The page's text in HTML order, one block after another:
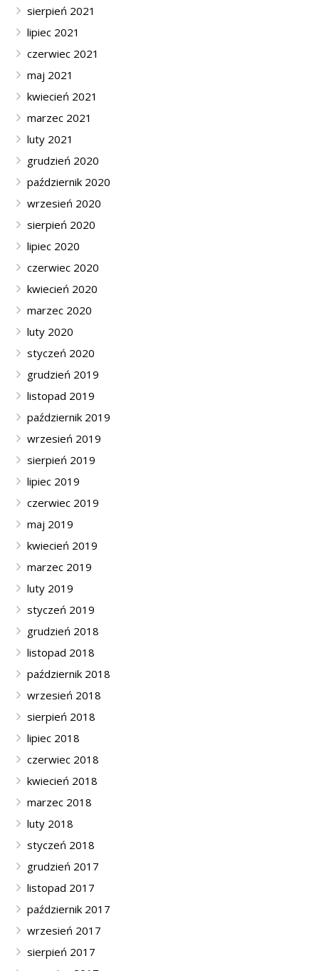
sierpień 2021
lipiec 2021
czerwiec 2021
maj 2021
kwiecień 2021
marzec 2021
luty 2021
grudzień 2020
październik 2020
wrzesień 2020
sierpień 2020
lipiec 2020
czerwiec 2020
kwiecień 2020
marzec 2020
luty 2020
styczeń 2020
grudzień 2019
listopad 2019
październik 2019
wrzesień 2019
sierpień 2019
lipiec 2019
czerwiec 2019
maj 2019
kwiecień 2019
marzec 2019
luty 2019
styczeń 2019
grudzień 2018
listopad 2018
październik 2018
wrzesień 2018
sierpień 2018
lipiec 2018
czerwiec 2018
kwiecień 2018
marzec 2018
luty 2018
styczeń 2018
grudzień 2017
listopad 2017
październik 2017
wrzesień 2017
sierpień 2017